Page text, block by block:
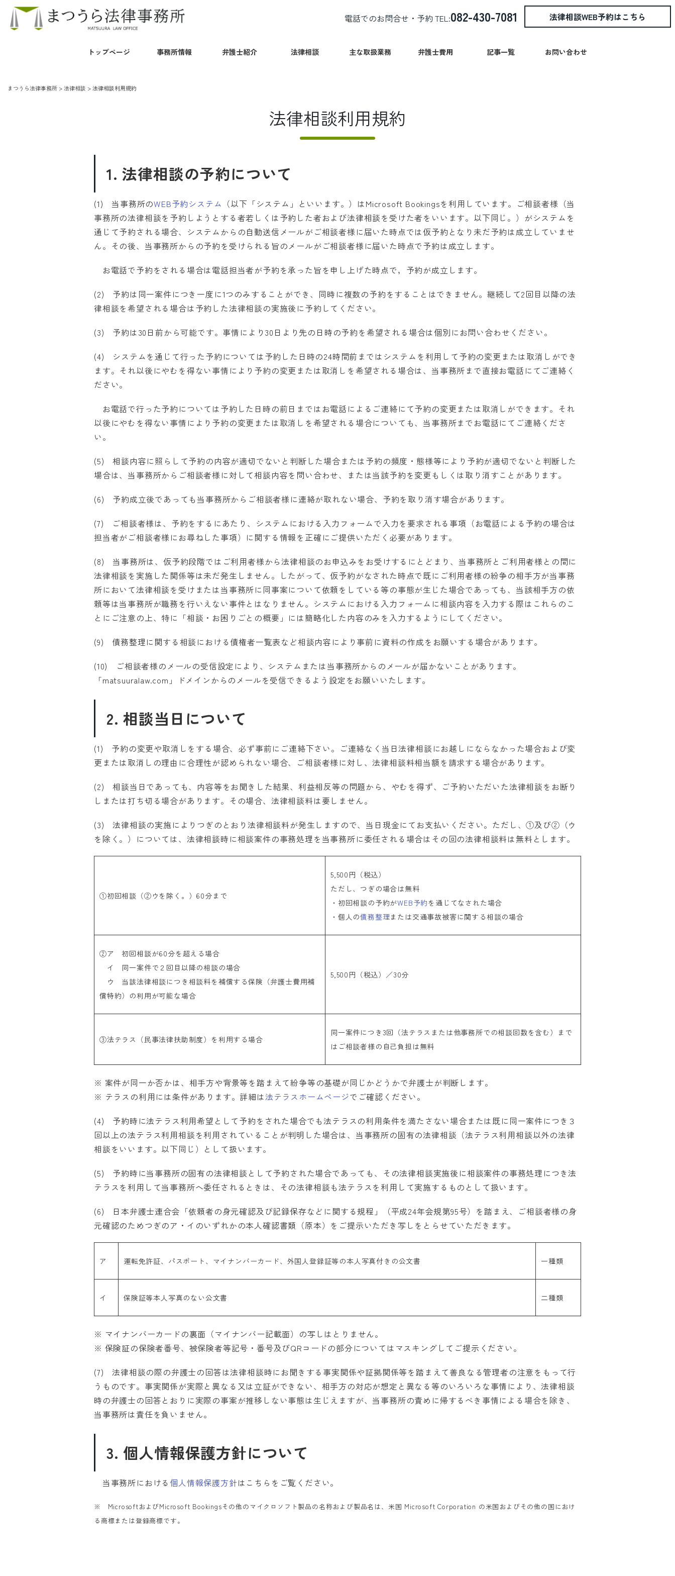
電話でのお問合せ・予約 TEL:082-430-7081 法律相談WEB予約はこちら
トップページ 事務所情報 弁護士紹介 法律相談 主な取扱業務 弁護士費用 記事一覧 お問い合わせ
まつうら法律事務所 >法律相談 >法律相談利用規約
法律相談利用規約
1. 法律相談の予約について
(1) 当事務所のWEB予約システム （以下「システム」といいます。）はMicrosoft Bookingsを利用しています。ご相談者様（当
事務所の法律相談を予約しようとする者若しくは予約した者および法律相談を受けた者をいいます。以下同じ。）がシステムを
通じて予約される場合、システムからの自動送信メールがご相談者様に届いた時点では仮予約となり未だ予約は成立していませ
ん。その後、当事務所からの予約を受けられる旨のメールがご相談者様に届いた時点で予約は成立します。
お電話で予約をされる場合は電話担当者が予約を承った旨を申し上げた時点で，予約が成立します。
(2) 予約は同一案件につき一度に1つのみすることができ、同時に複数の予約をすることはできません。継続して2回目以降の法
律相談を希望される場合は予約した法律相談の実施後に予約してください。
(3) 予約は30日前から可能です。事情により30日より先の日時の予約を希望される場合は個別にお問い合わせください。
(4) システムを通じて行った予約については予約した日時の24時間前まではシステムを利用して予約の変更または取消しができ
ます。それ以後にやむを得ない事情により予約の変更または取消しを希望される場合は、当事務所まで直接お電話にてご連絡く
ださい。
お電話で行った予約については予約した日時の前日まではお電話によるご連絡にて予約の変更または取消しができます。それ
以後にやむを得ない事情により予約の変更または取消しを希望される場合についても、当事務所までお電話にてご連絡くださ
い。
(5) 相談内容に照らして予約の内容が適切でないと判断した場合または予約の頻度・態様等により予約が適切でないと判断した
場合は、当事務所からご相談者様に対して相談内容を問い合わせ、または当該予約を変更もしくは取り消すことがあります。
(6) 予約成立後であっても当事務所からご相談者様に連絡が取れない場合、予約を取り消す場合があります。
(7) ご相談者様は、予約をするにあたり、システムにおける入力フォームで入力を要求される事項（お電話による予約の場合は
担当者がご相談者様にお尋ねした事項）に関する情報を正確にご提供いただく必要があります。
(8) 当事務所は、仮予約段階ではご利用者様から法律相談のお申込みをお受けするにとどまり、当事務所とご利用者様との間に
法律相談を実施した関係等は未だ発生しません。したがって、仮予約がなされた時点で既にご利用者様の紛争の相手方が当事務
所において法律相談を受けまたは当事務所に同事案について依頼をしている等の事態が生じた場合であっても、当該相手方の依
頼等は当事務所が職務を行いえない事件とはなりません。システムにおける入力フォームに相談内容を入力する際はこれらのこ
とにご注意の上、特に「相談・お困りごとの概要」には簡略化した内容のみを入力するようにしてください。
(9) 債務整理に関する相談における債権者一覧表など相談内容により事前に資料の作成をお願いする場合があります。
(10) ご相談者様のメールの受信設定により、システムまたは当事務所からのメールが届かないことがあります。
「matsuuralaw.com」ドメインからのメールを受信できるよう設定をお願いいたします。
2. 相談当日について
(1) 予約の変更や取消しをする場合、必ず事前にご連絡下さい。ご連絡なく当日法律相談にお越しにならなかった場合および変
更または取消しの理由に合理性が認められない場合、ご相談者様に対し、法律相談料相当額を請求する場合があります。
(2) 相談当日であっても、内容等をお聞きした結果、利益相反等の問題から、やむを得ず、ご予約いただいた法律相談をお断り
しまたは打ち切る場合があります。その場合、法律相談料は要しません。
(3) 法律相談の実施によりつぎのとおり法律相談料が発生しますので、当日現金にてお支払いください。ただし、①及び②（ウ
を除く。）については、法律相談時に相談案件の事務処理を当事務所に委任される場合はその回の法律相談料は無料とします。
①初回相談（②ウを除く。）60分まで
5,500円（税込）
ただし、つぎの場合は無料
・初回相談の予約がWEB予約を通じてなされた場合
・個人の債務整理または交通事故被害に関する相談の場合
②ア 初回相談が60分を超える場合
イ 同一案件で２回目以降の相談の場合
ウ 当該法律相談につき相談料を補償する保険（弁護士費用補
償特約）の利用が可能な場合
5,500円（税込）／30分
③法テラス（民事法律扶助制度）を利用する場合
同一案件につき3回（法テラスまたは他事務所での相談回数を含む）まで
はご相談者様の自己負担は無料
※ 案件が同一か否かは、相手方や背景等を踏まえて紛争等の基礎が同じかどうかで弁護士が判断します。
※ テラスの利用には条件があります。詳細は法テラスホームページでご確認ください。
(4) 予約時に法テラス利用希望として予約をされた場合でも法テラスの利用条件を満たさない場合または既に同一案件につき３
回以上の法テラス利用相談を利用されていることが判明した場合は、当事務所の固有の法律相談（法テラス利用相談以外の法律
相談をいいます。以下同じ）として扱います。
(5) 予約時に当事務所の固有の法律相談として予約された場合であっても、その法律相談実施後に相談案件の事務処理につき法
テラスを利用して当事務所へ委任されるときは、その法律相談も法テラスを利用して実施するものとして扱います。
(6) 日本弁護士連合会「依頼者の身元確認及び記録保存などに関する規程」（平成24年会規第95号）を踏まえ、ご相談者様の身
元確認のためつぎのア・イのいずれかの本人確認書類（原本）をご提示いただき写しをとらせていただきます。
ア 運転免許証、パスポート、マイナンバーカード、外国人登録証等の本人写真付きの公文書 一種類
イ 保険証等本人写真のない公文書 二種類
※ マイナンバーカードの裏面（マイナンバー記載面）の写しはとりません。
※ 保険証の保険者番号、被保険者等記号・番号及びQRコードの部分についてはマスキングしてご提示ください。
(7) 法律相談の際の弁護士の回答は法律相談時にお聞きする事実関係や証拠関係等を踏まえて善良なる管理者の注意をもって行
うものです。事実関係が実際と異なる又は立証ができない、相手方の対応が想定と異なる等のいろいろな事情により、法律相談
時の弁護士の回答とおりに実際の事案が推移しない事態は生じえますが、当事務所の責めに帰するべき事情による場合を除き、
当事務所は責任を負いません。
3. 個人情報保護方針について
当事務所における個人情報保護方針はこちらをご覧ください。
※ MicrosoftおよびMicrosoft Bookingsその他のマイクロソフト製品の名称および製品名は、米国 Microsoft Corporation の米国およびその他の国におけ
る商標または登録商標です。